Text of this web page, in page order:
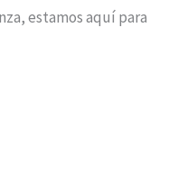
estamos aquí para